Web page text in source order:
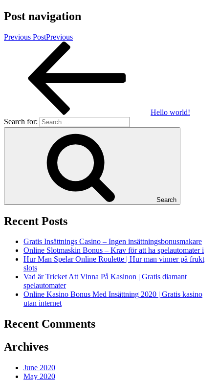
Post navigation
Previous PostPrevious
Hello world!
Search for:
Search
Recent Posts
Gratis Insättnings Casino – Ingen insättningsbonusmakare
Online Slotmaskin Bonus – Krav för att ha spelautomater i
Hur Man Spelar Online Roulette | Hur man vinner på frukt
slots
Vad är Tricket Att Vinna På Kasinon | Gratis diamant
spelautomater
Online Kasino Bonus Med Insättning 2020 | Gratis kasino
utan internet
Recent Comments
Archives
June 2020
May 2020